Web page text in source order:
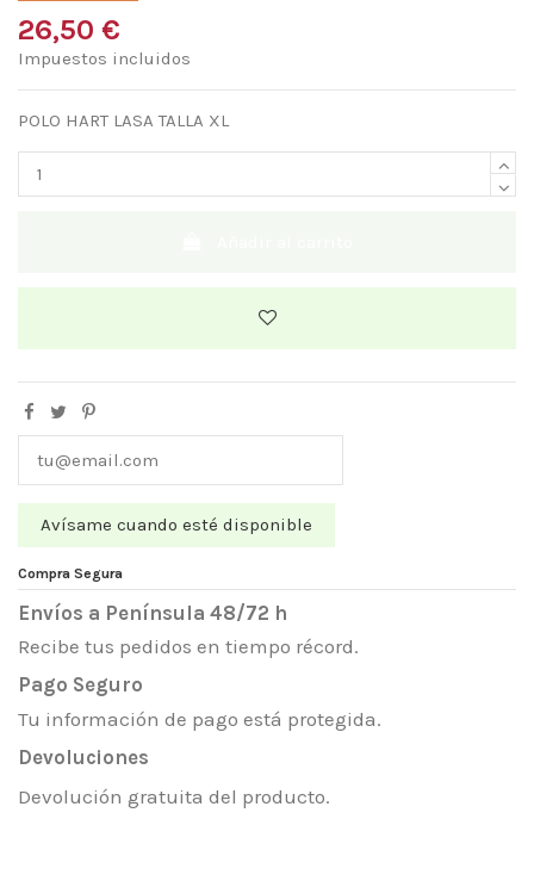
26,50 €
Impuestos incluidos
POLO HART LASA TALLA XL
Compra Segura
Envíos a Península 48/72 h
Recibe tus pedidos en tiempo récord.
Pago Seguro
Tu información de pago está protegida.
Devoluciones
Devolución gratuita del producto.